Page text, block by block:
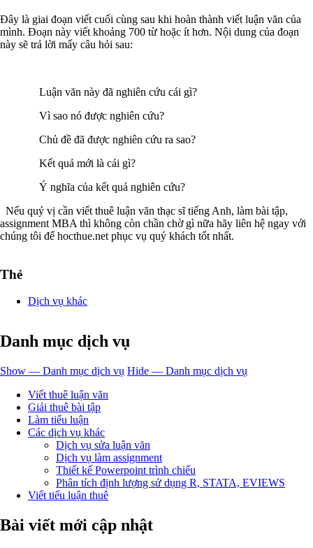
Đây là giai đoạn viết cuối cùng sau khi hoàn thành viết luận văn của
mình. Đoạn này viết khoảng 700 từ hoặc ít hơn. Nội dung của đoạn
này sẽ trả lời mấy câu hỏi sau:
Luận văn này đã nghiên cứu cái gì?
Vì sao nó được nghiên cứu?
Chủ đề đã được nghiên cứu ra sao?
Kết quả mới là cái gì?
Ý nghĩa của kết quả nghiên cứu?
Nếu quý vị cần viết thuê luận văn thạc sĩ tiếng Anh, làm bài tập,
assignment MBA thì không còn chần chờ gì nữa hãy liên hệ ngay với
chúng tôi để hocthue.net phục vụ quý khách tốt nhất.
Thẻ
Dịch vụ khác
Danh mục dịch vụ
Show — Danh mục dịch vụ Hide — Danh mục dịch vụ
Viết thuê luận văn
Giải thuê bài tập
Làm tiểu luận
Các dịch vụ khác
Dịch vụ sửa luận văn
Dịch vụ làm assignment
Thiết kế Powerpoint trình chiếu
Phân tích định lượng sử dụng R, STATA, EVIEWS
Viết tiểu luận thuê
Bài viết mới cập nhật